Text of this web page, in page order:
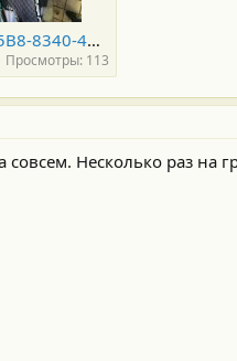
A19D85B8-8340-4CDA-81A3-5A3FBF8BFBFD.jpeg
Просмотры: 113
Несколько раз на